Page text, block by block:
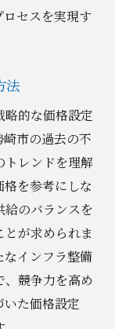
ェクトの影
件紹介
用した情報
ーション活
伝戦略
販売促進
ジュアル戦
セスを実現す
法
的な価格設定
市の過去の不
トレンドを理解
を参考にしな
給のバランスを
が求められま
インフラ整備
競争力を高め
いた価格設定